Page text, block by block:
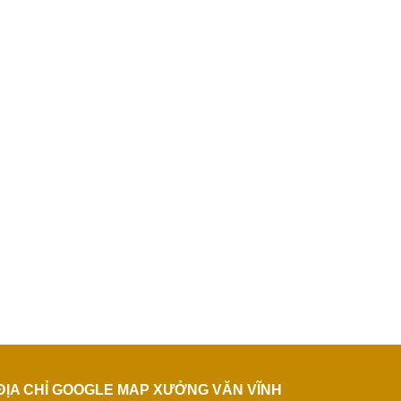
CHỈ GOOGLE MAP XƯỞNG VĂN VĨNH